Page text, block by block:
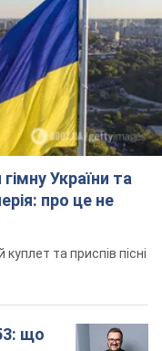
України та
про це не
та приспів пісні
що